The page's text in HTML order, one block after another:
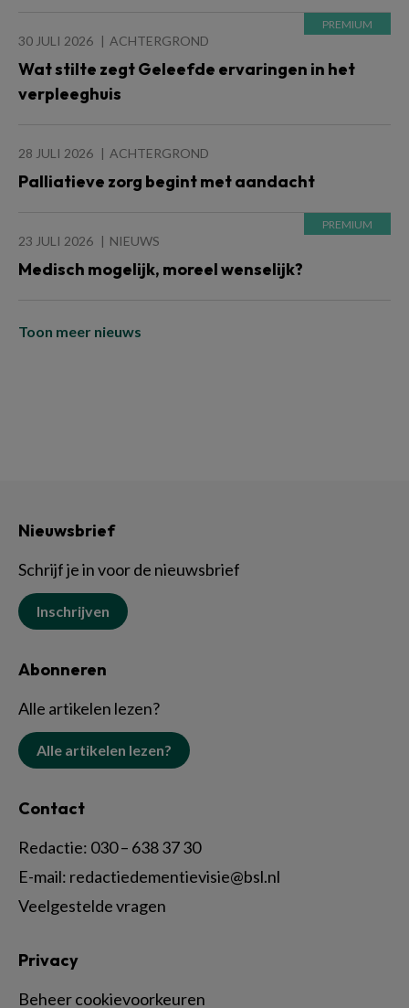
30 JULI 2026 ACHTERGROND
Wat stilte zegt Geleefde ervaringen in het
verpleeghuis
28 JULI 2026 ACHTERGROND
Palliatieve zorg begint met aandacht
23 JULI 2026 NIEUWS
Medisch mogelijk, moreel wenselijk?
Toon meer nieuws
Nieuwsbrief
Schrijf je in voor de nieuwsbrief
Inschrijven
Abonneren
Alle artikelen lezen?
Alle artikelen lezen?
Contact
Redactie: 030 – 638 37 30
E-mail: redactiedementievisie@bsl.nl
Veelgestelde vragen
Privacy
Beheer cookievoorkeuren